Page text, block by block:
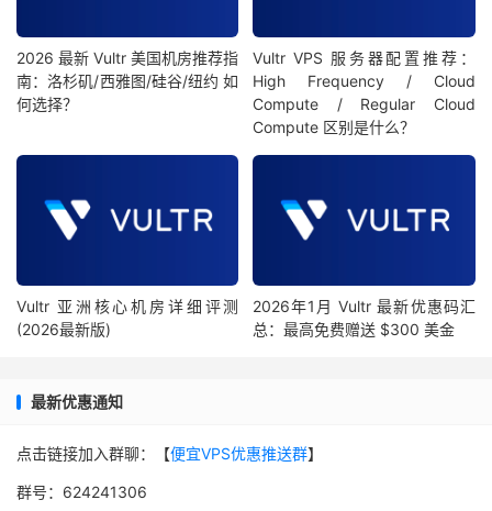
苏
电
信
5 4 20% 410.458 389.68 402.87
江
电
5 3 40% 421.78 414.28 418.233
江
苏
通
5 311.56 304.515 308.422
苏
移
5 4
2026 最新 Vultr 美国机房推荐指
南：洛杉矶/西雅图/硅谷/纽约 如
何选择？
Vultr VPS 服务器配置推荐：
High Frequency / Cloud
Compute / Regular Cloud
Compute 区别是什么？
Vultr 亚洲核心机房详细评测
(2026最新版)
2026年1月 Vultr 最新优惠码汇
总：最高免费赠送 $300 美金
最新优惠通知
点击链接加入群聊：【便宜VPS优惠推送群】
群号：624241306